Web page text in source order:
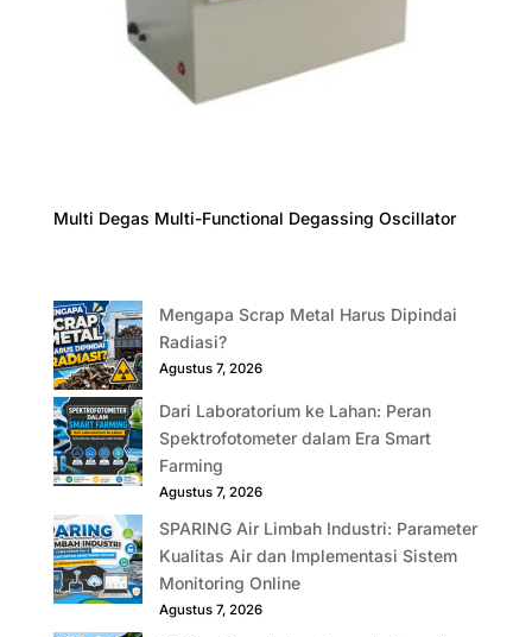
Multi Degas Multi-Functional Degassing Oscillator
Mengapa Scrap Metal Harus Dipindai
Radiasi?
Agustus 7, 2026
Dari Laboratorium ke Lahan: Peran
Spektrofotometer dalam Era Smart
Farming
Agustus 7, 2026
SPARING Air Limbah Industri: Parameter
Kualitas Air dan Implementasi Sistem
Monitoring Online
Agustus 7, 2026